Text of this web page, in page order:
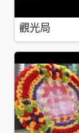
觀光局